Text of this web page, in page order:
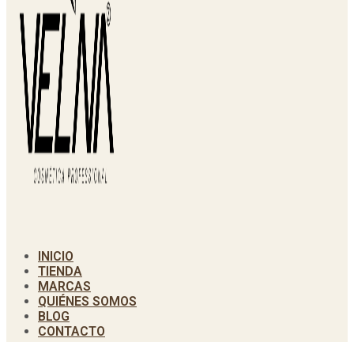
INICIO
TIENDA
MARCAS
QUIÉNES SOMOS
BLOG
CONTACTO